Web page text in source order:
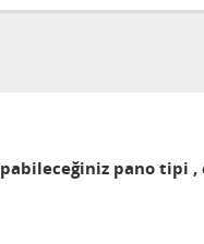
pano tipi